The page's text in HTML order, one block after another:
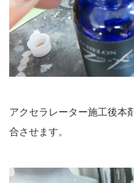
アクセラレーター施工後本
合させます。